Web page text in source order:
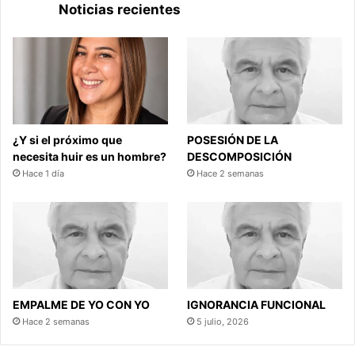
Noticias recientes
¿Y si el próximo que
necesita huir es un hombre?
Hace 1 día
POSESIÓN DE LA
DESCOMPOSICIÓN
Hace 2 semanas
EMPALME DE YO CON YO
Hace 2 semanas
IGNORANCIA FUNCIONAL
5 julio, 2026